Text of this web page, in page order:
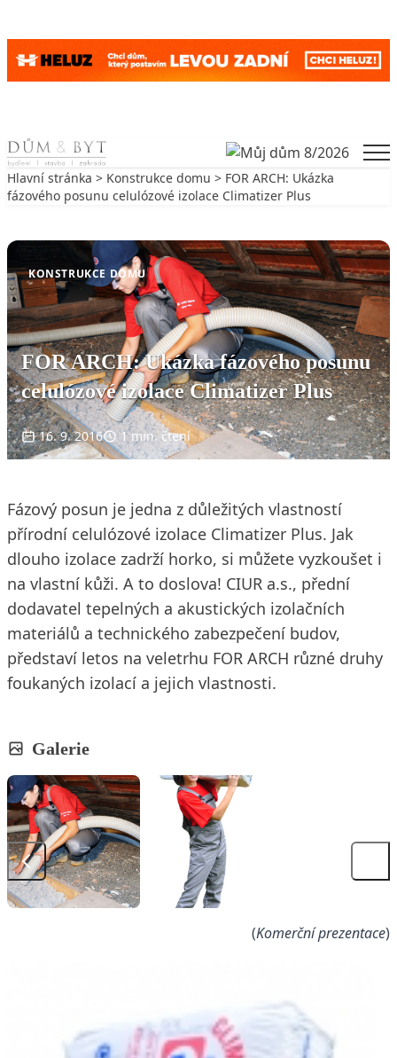
Skip to content
Hlavní stránka > Konstrukce domu > FOR ARCH: Ukázka
fázového posunu celulózové izolace Climatizer Plus
KONSTRUKCE DOMU
FOR ARCH: Ukázka fázového posunu
celulózové izolace Climatizer Plus
16. 9. 2016 1 min. čtení
Fázový posun je jedna z důležitých vlastností
přírodní celulózové izolace Climatizer Plus. Jak
dlouho izolace zadrží horko, si můžete vyzkoušet i
na vlastní kůži. A to doslova! CIUR a.s., přední
dodavatel tepelných a akustických izolačních
materiálů a technického zabezpečení budov,
představí letos na veletrhu FOR ARCH různé druhy
foukaných izolací a jejich vlastnosti.
Galerie
(Komerční prezentace)